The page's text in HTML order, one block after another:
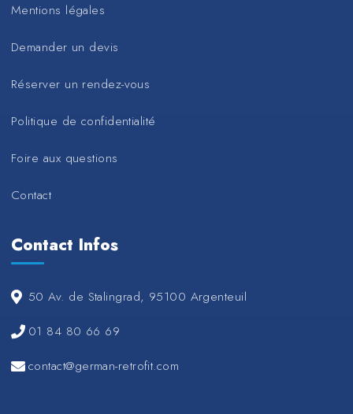
Mentions légales
Demander un devis
Réserver un rendez-vous
Politique de confidentialité
Foire aux questions
Contact
Contact Infos
50 Av. de Stalingrad, 95100 Argenteuil
01 84 80 66 69
contact@german-retrofit.com